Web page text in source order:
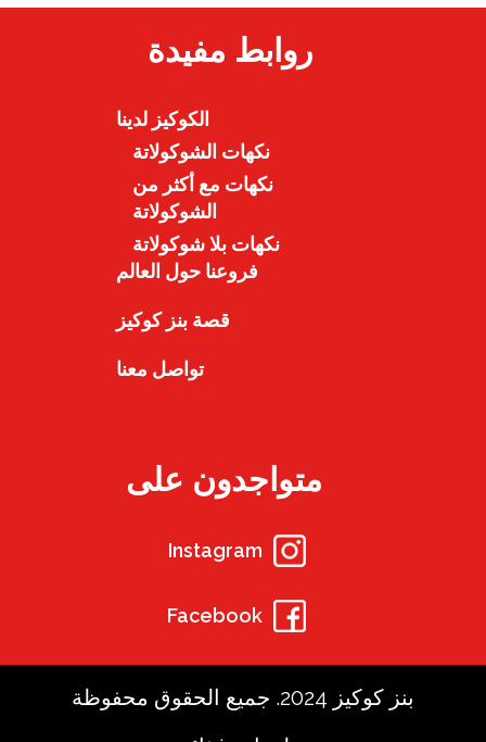
روابط مفيدة
الكوكيز لدينا
نكهات الشوكولاتة
نكهات مع أكثر من
الشوكولاتة
نكهات بلا شوكولاتة
فروعنا حول العالم
قصة بنز كوكيز
تواصل معنا
متواجدون على
Instagram
Facebook
بنز كوكيز 2024. جميع الحقوق محفوظة